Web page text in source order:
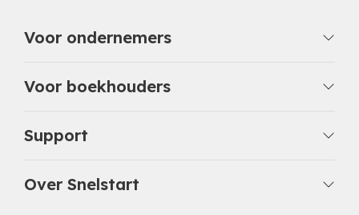
Voor ondernemers
Voor boekhouders
Support
Over Snelstart